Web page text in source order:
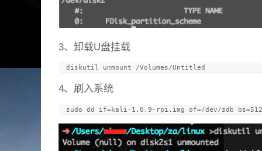
3、卸载U盘挂载
4、刷入系统